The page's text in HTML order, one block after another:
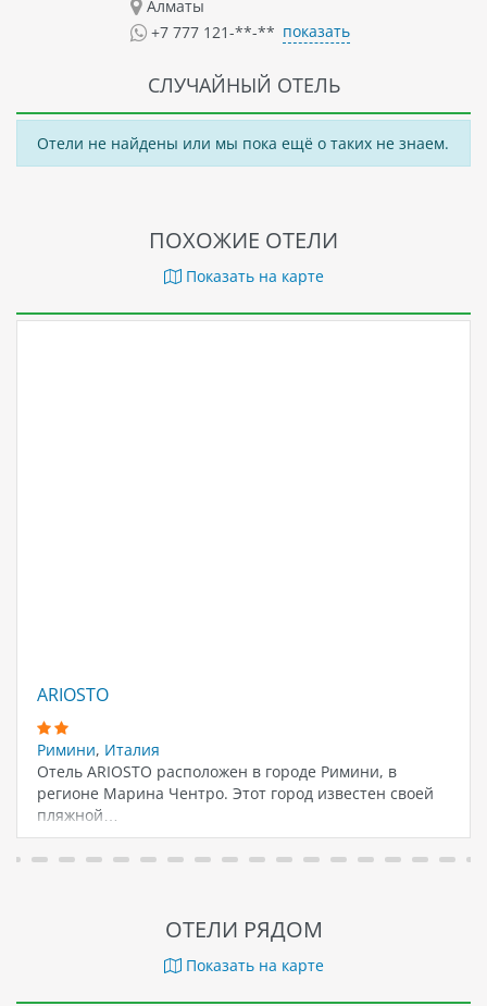
Алматы
+7 777 121-**-** показать
СЛУЧАЙНЫЙ ОТЕЛЬ
Отели не найдены или мы пока ещё о таких не знаем.
ПОХОЖИЕ ОТЕЛИ
Показать на карте
ARIOSTO
Римини, Италия
Отель ARIOSTO расположен в городе Римини, в
регионе Марина Чентро. Этот город известен своей
пляжной…
ОТЕЛИ РЯДОМ
Показать на карте